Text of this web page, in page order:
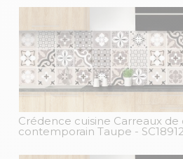
Crédence cuisine Carreaux
contemporain Taupe -